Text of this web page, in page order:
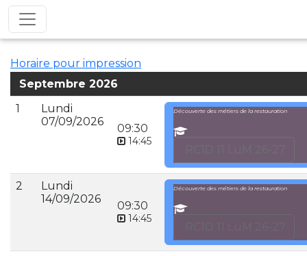
Horaire pour impression
Septembre 2026
1
Lundi
07/09/2026
09:30
14:45
Découverte des métiers de la restauration
2
Lundi
14/09/2026
09:30
14:45
Découverte des métiers de la restauration